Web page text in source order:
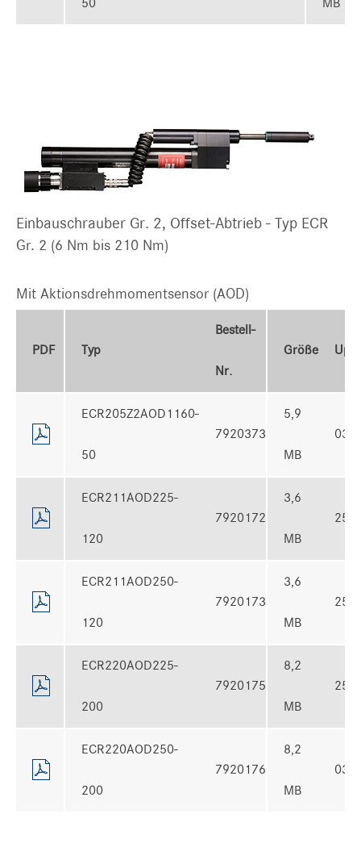
50 MB
Einbauschrauber Gr. 2, Offset-Abtrieb - Typ ECR
Gr. 2 (6 Nm bis 210 Nm)
Mit Aktionsdrehmomentsensor (AOD)
PDF Typ
Bestell-
Nr.
Größe
ECR205Z2AOD1160-
50
7920373
5,9
MB
ECR211AOD225-
120
7920172
3,6
MB
ECR211AOD250-
120
7920173
3,6
MB
ECR220AOD225-
200
7920175
8,2
MB
ECR220AOD250-
200
7920176
8,2
MB